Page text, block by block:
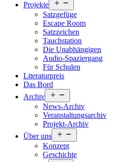
Projekte
öffnen
Satzgefüge
Escape Room
Satzzeichen
Tauchstation
Die Unabhängigen
Audio-Spaziergang
Für Schulen
Literaturpreis
Das Bord
Archiv
öffnen
News-Archiv
Veranstaltungsarchiv
Projekt-Archiv
Über uns
öffnen
Konzept
Geschichte